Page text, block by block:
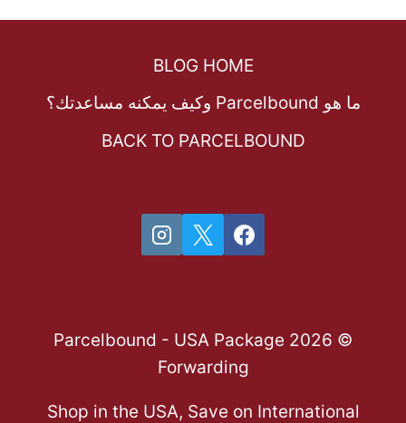
BLOG HOME
ما هو Parcelbound وكيف يمكنه مساعدتك؟
BACK TO PARCELBOUND
© 2026 Parcelbound - USA Package
Forwarding
Shop in the USA, Save on International